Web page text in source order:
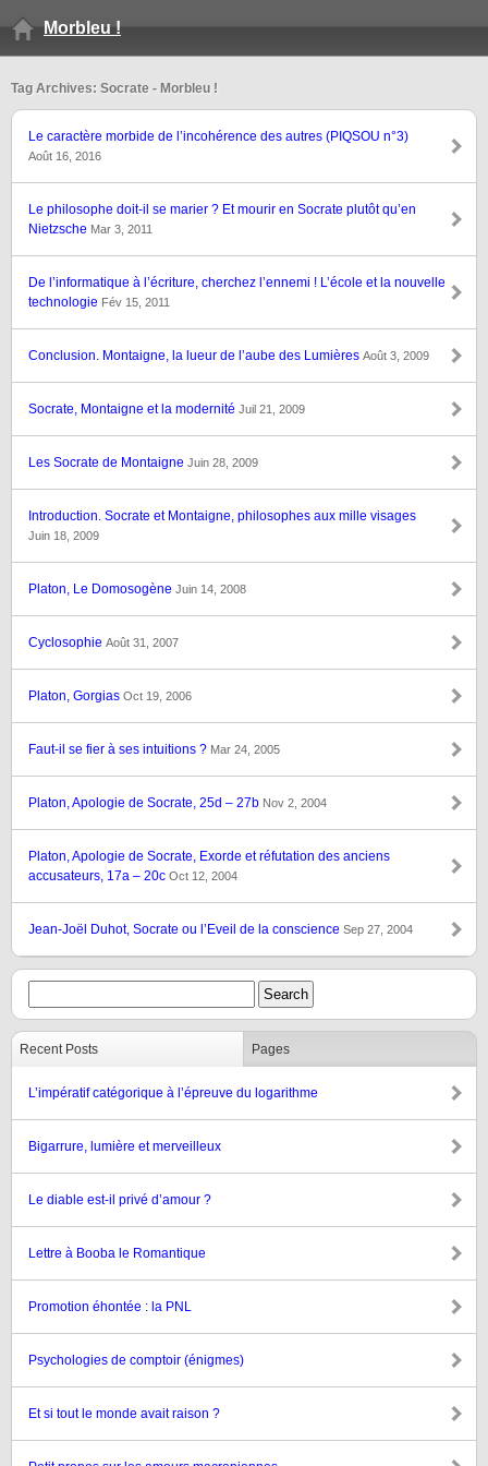
Morbleu !
Tag Archives: Socrate - Morbleu !
Le caractère morbide de l’incohérence des autres (PIQSOU n°3)
Août 16, 2016
Le philosophe doit-il se marier ? Et mourir en Socrate plutôt qu’en
Nietzsche Mar 3, 2011
De l’informatique à l’écriture, cherchez l’ennemi ! L’école et la nouvelle
technologie Fév 15, 2011
Conclusion. Montaigne, la lueur de l’aube des Lumières Août 3, 2009
Socrate, Montaigne et la modernité Juil 21, 2009
Les Socrate de Montaigne Juin 28, 2009
Introduction. Socrate et Montaigne, philosophes aux mille visages
Juin 18, 2009
Platon, Le Domosogène Juin 14, 2008
Cyclosophie Août 31, 2007
Platon, Gorgias Oct 19, 2006
Faut-il se fier à ses intuitions ? Mar 24, 2005
Platon, Apologie de Socrate, 25d – 27b Nov 2, 2004
Platon, Apologie de Socrate, Exorde et réfutation des anciens
accusateurs, 17a – 20c Oct 12, 2004
Jean-Joël Duhot, Socrate ou l’Eveil de la conscience Sep 27, 2004
Recent Posts Pages
L’impératif catégorique à l’épreuve du logarithme
Bigarrure, lumière et merveilleux
Le diable est-il privé d’amour ?
Lettre à Booba le Romantique
Promotion éhontée : la PNL
Psychologies de comptoir (énigmes)
Et si tout le monde avait raison ?